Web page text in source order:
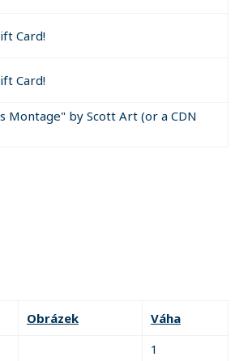
Card!
Card!
Montage" by Scott Art (or a CDN
Obrázek Váha
1